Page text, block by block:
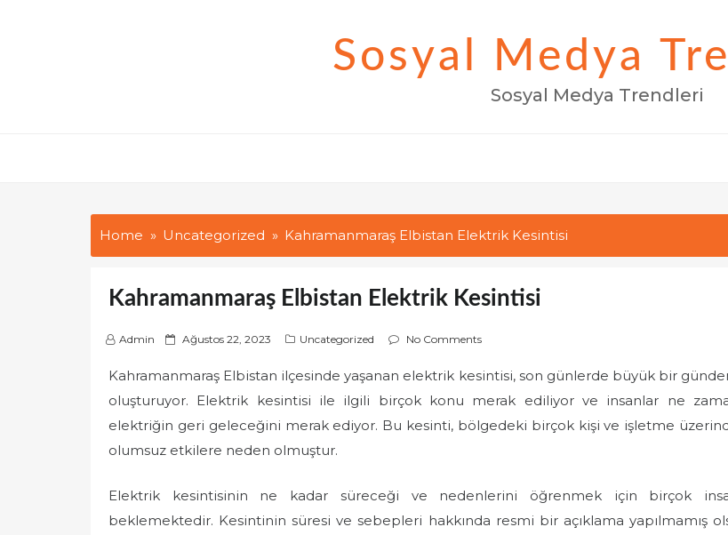
Sosyal Medya
Sosyal Medya Trendleri
Home Uncategorized Kahramanmaraş Elbistan Elektrik Kesintisi
Kahramanmaraş Elbistan Elektrik Kesintisi
Admin
P
s
t
d
o
Ağustos 22, 2023 Uncategorized No Comments
Kahramanmaraş Elbistan ilçesinde yaşanan elektrik kesintisi, son günlerde büyük bir
oluşturuyor. Elektrik kesintisi ile ilgili birçok konu merak ediliyor ve insanlar ne
elektriğin geri geleceğini merak ediyor. Bu kesinti, bölgedeki birçok kişi ve işletme
olumsuz etkilere neden olmuştur.
Elektrik kesintisinin ne kadar süreceği ve nedenlerini öğrenmek için birçok
beklemektedir. Kesintinin süresi ve sebepleri hakkında resmi bir açıklama yapılmamış